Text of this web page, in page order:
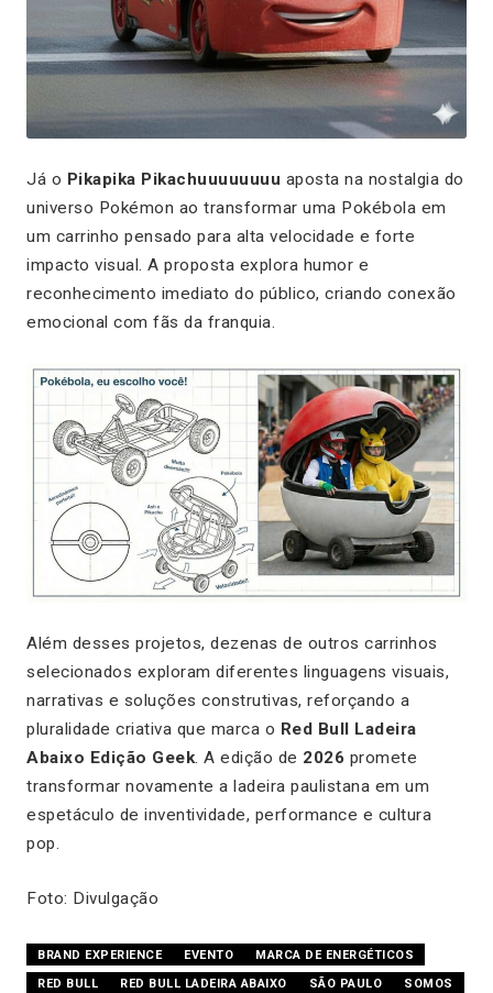
Já o Pikapika Pikachuuuuuuuu aposta na nostalgia do
universo Pokémon ao transformar uma Pokébola em
um carrinho pensado para alta velocidade e forte
impacto visual. A proposta explora humor e
reconhecimento imediato do público, criando conexão
emocional com fãs da franquia.
Além desses projetos, dezenas de outros carrinhos
selecionados exploram diferentes linguagens visuais,
narrativas e soluções construtivas, reforçando a
pluralidade criativa que marca o Red Bull Ladeira
Abaixo Edição Geek. A edição de 2026 promete
transformar novamente a ladeira paulistana em um
espetáculo de inventividade, performance e cultura
pop.
Foto: Divulgação
BRAND EXPERIENCE EVENTO
MARCA DE ENERGÉTICOS
RED BULL
RED BULL LADEIRA ABAIXO SÃO PAULO SOMOS